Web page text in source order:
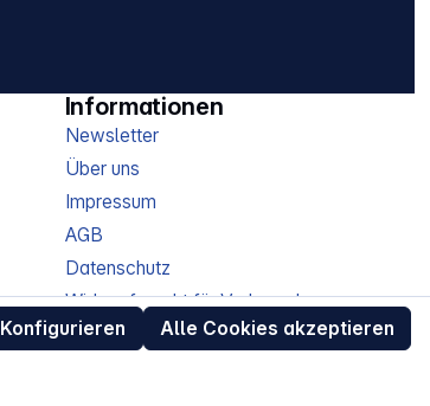
Informationen
Newsletter
Über uns
Impressum
AGB
Datenschutz
Widerrufsrecht für Verbraucher
Retouren (RMA) für Business-Kunden
Konfigurieren Alle Cookies akzeptieren